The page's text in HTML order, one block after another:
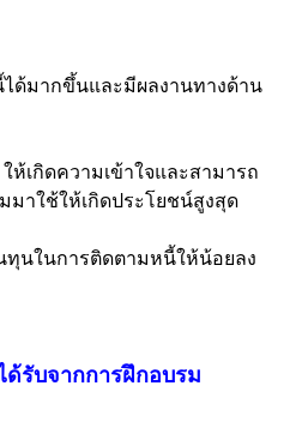
ด้มากขึ้นและมีผลงานทางด้าน
เกิดความเข้าใจและสามารถ
มาใช้ให้เกิดประโยชน์สูงสุด
ทุนในการติดตามหนี้ให้น้อยลง
รับจากการฝึกอบรม